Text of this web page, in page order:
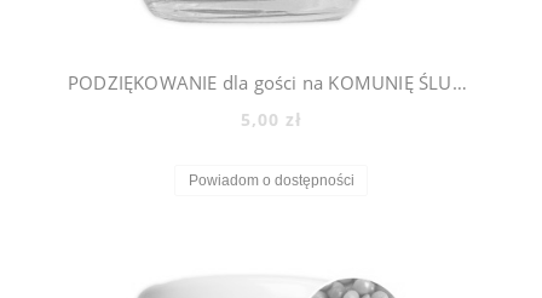
PODZIĘKOWANIE dla gości na KOMUNIĘ ŚLUB CHRZEST - mini słoiczki + cukierki lentilki, 500_3
5,00 zł
Powiadom o dostępności